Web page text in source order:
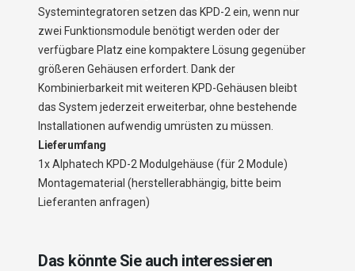
Systemintegratoren setzen das KPD-2 ein, wenn nur
zwei Funktionsmodule benötigt werden oder der
verfügbare Platz eine kompaktere Lösung gegenüber
größeren Gehäusen erfordert. Dank der
Kombinierbarkeit mit weiteren KPD-Gehäusen bleibt
das System jederzeit erweiterbar, ohne bestehende
Installationen aufwendig umrüsten zu müssen.
Lieferumfang
1x Alphatech KPD-2 Modulgehäuse (für 2 Module)
Montagematerial (herstellerabhängig, bitte beim
Lieferanten anfragen)
Das könnte Sie auch interessieren